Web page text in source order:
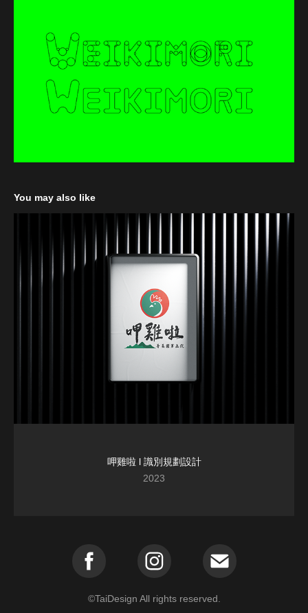
You may also like
呷雞啦 l 識別規劃設計
2023
©️TaiDesign All rights reserved.